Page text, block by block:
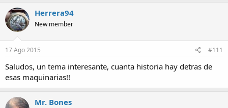
Herrera94
New member
17 Ago 2015 #111
Saludos, un tema interesante, cuanta historia hay detras de
esas maquinarias!!
Mr. Bones